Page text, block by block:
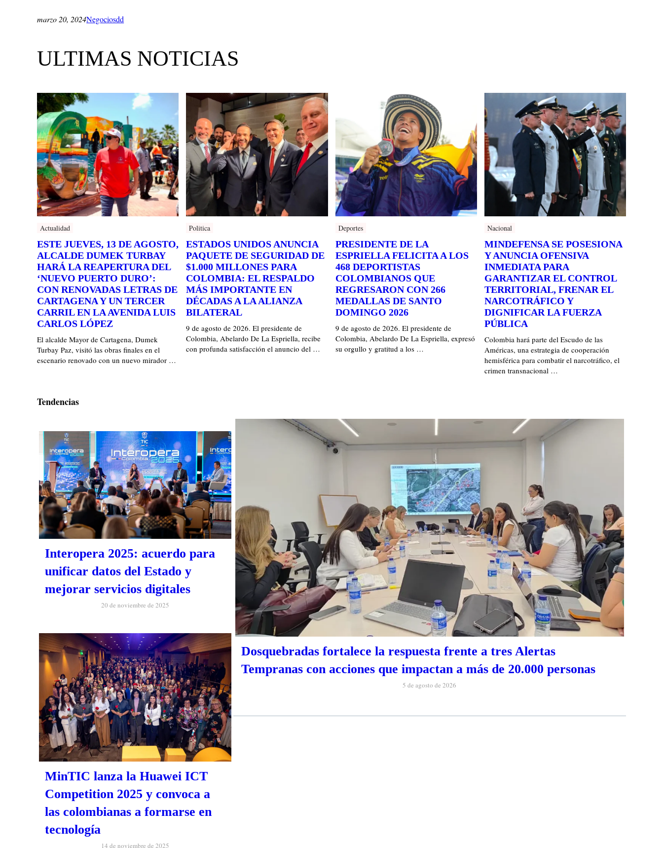
marzo 20, 2024Negociosdd
ULTIMAS NOTICIAS
Actualidad
ESTE JUEVES, 13 DE AGOSTO,
ALCALDE DUMEK TURBAY
HARÁ LA REAPERTURA DEL
‘NUEVO PUERTO DURO’:
CON RENOVADAS LETRAS DE
CARTAGENA Y UN TERCER
CARRIL EN LA AVENIDA LUIS
CARLOS LÓPEZ
El alcalde Mayor de Cartagena, Dumek
Turbay Paz, visitó las obras finales en el
escenario renovado con un nuevo mirador …
Politica
ESTADOS UNIDOS ANUNCIA
PAQUETE DE SEGURIDAD DE
$1.000 MILLONES PARA
COLOMBIA: EL RESPALDO
MÁS IMPORTANTE EN
DÉCADAS A LA ALIANZA
BILATERAL
9 de agosto de 2026. El presidente de
Colombia, Abelardo De La Espriella, recibe
con profunda satisfacción el anuncio del …
Deportes
PRESIDENTE DE LA
ESPRIELLA FELICITA A LOS
468 DEPORTISTAS
COLOMBIANOS QUE
REGRESARON CON 266
MEDALLAS DE SANTO
DOMINGO 2026
9 de agosto de 2026. El presidente de
Colombia, Abelardo De La Espriella, expresó
su orgullo y gratitud a los …
Nacional
MINDEFENSA SE POSESIONA
Y ANUNCIA OFENSIVA
INMEDIATA PARA
GARANTIZAR EL CONTROL
TERRITORIAL, FRENAR EL
NARCOTRÁFICO Y
DIGNIFICAR LA FUERZA
PÚBLICA
Colombia hará parte del Escudo de las
Américas, una estrategia de cooperación
hemisférica para combatir el narcotráfico, el
crimen transnacional …
Tendencias
Interopera 2025: acuerdo para
unificar datos del Estado y
mejorar servicios digitales
20 de noviembre de 2025
MinTIC lanza la Huawei ICT
Competition 2025 y convoca a
las colombianas a formarse en
tecnología
14 de noviembre de 2025
Dosquebradas fortalece la respuesta frente a tres Alertas
Tempranas con acciones que impactan a más de 20.000 personas
5 de agosto de 2026